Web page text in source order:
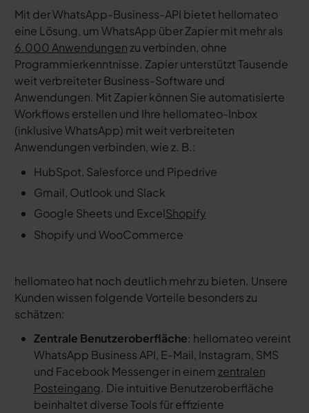
Mit der WhatsApp-Business-API bietet hellomateo
eine Lösung, um WhatsApp über Zapier mit mehr als
6.000 Anwendungenzu verbinden, ohne
Programmierkenntnisse. Zapier unterstützt Tausende
weit verbreiteter Business-Software und
Anwendungen. Mit Zapier können Sie automatisierte
Workflows erstellen und Ihre hellomateo-Inbox
(inklusive WhatsApp) mit weit verbreiteten
Anwendungen verbinden, wie z. B.:
HubSpot, Salesforce und Pipedrive
Gmail, Outlook und Slack
Google Sheets und ExcelShopify
Shopify und WooCommerce
hellomateo hat noch deutlich mehr zu bieten. Unsere
Kunden wissen folgende Vorteile besonders zu
schätzen:
Zentrale Benutzeroberfläche: hellomateo vereint
WhatsApp Business API, E-Mail, Instagram, SMS
und Facebook Messenger in einem zentralen
Posteingang. Die intuitive Benutzeroberfläche
beinhaltet diverse Tools für effiziente